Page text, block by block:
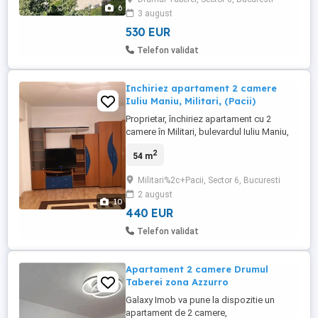
6
renovată. Dotări și avantaje: - Centrală
termică ...
3 august
530 EUR
Telefon validat
10
Inchiriez apartament 2 camere
Iuliu Maniu, Militari, (Pacii)
Proprietar, închiriez apartament cu 2
camere în Militari, bulevardul Iuliu Maniu,
Apartamentul este situat la etajul 9 al unui
Apartamentul este gata de utilizare și este
dotat cu mobilier, mașină de spălat,
frigider, cuptor, TV și ...
54 m2
Militari%2c+Pacii, Sector 6, Bucuresti
2 august
440 EUR
Telefon validat
Apartament 2 camere Drumul
Taberei zona Azzurro
Galaxy Imob va pune la dispozitie un
apartament de 2 camere,